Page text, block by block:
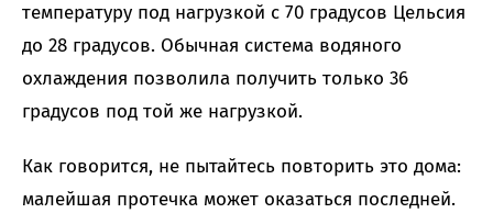
температуру под нагрузкой с 70 градусов Цельсия
до 28 градусов. Обычная система водяного
охлаждения позволила получить только 36
градусов под той же нагрузкой.
Как говорится, не пытайтесь повторить это дома:
малейшая протечка может оказаться последней.